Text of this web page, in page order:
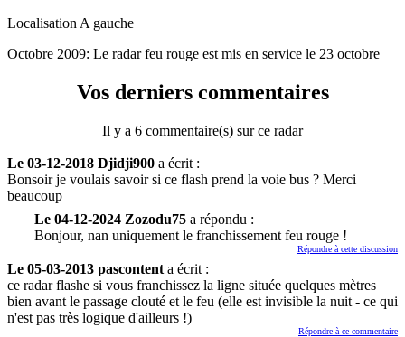
Localisation A gauche
Octobre 2009: Le radar feu rouge est mis en service le 23 octobre
Vos derniers commentaires
Il y a 6 commentaire(s) sur ce radar
Le 03-12-2018 Djidji900 a écrit :
Bonsoir je voulais savoir si ce flash prend la voie bus ? Merci
beaucoup
Le 04-12-2024 Zozodu75 a répondu :
Bonjour, nan uniquement le franchissement feu rouge !
Répondre à cette discussion
Le 05-03-2013 pascontent a écrit :
ce radar flashe si vous franchissez la ligne située quelques mètres
bien avant le passage clouté et le feu (elle est invisible la nuit - ce qui
n'est pas très logique d'ailleurs !)
Répondre à ce commentaire